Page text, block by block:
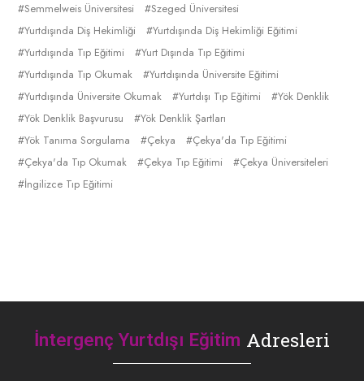
Semmelweis Üniversitesi
Szeged Üniversitesi
Yurtdışında Diş Hekimliği
Yurtdışında Diş Hekimliği Eğitimi
Yurtdışında Tıp Eğitimi
Yurt Dışında Tıp Eğitimi
Yurtdışında Tıp Okumak
Yurtdışında Üniversite Eğitimi
Yurtdışında Üniversite Okumak
Yurtdışı Tıp Eğitimi
Yök Denklik
Yök Denklik Başvurusu
Yök Denklik Şartları
Yök Tanıma Sorgulama
Çekya
Çekya'da Tıp Eğitimi
Çekya'da Tıp Okumak
Çekya Tıp Eğitimi
Çekya Üniversiteleri
İngilizce Tıp Eğitimi
İntergenç Yurtdışı Eğitim Adresleri